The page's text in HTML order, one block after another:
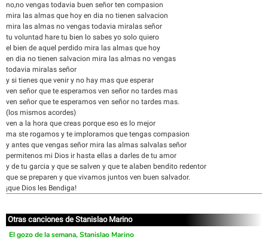
no,no vengas todavia buen señor ten compasion
mira las almas que hoy en dia no tienen salvacion
mira las almas no vengas todavia miralas señor
tu voluntad hare tu bien lo sabes yo solo quiero
el bien de aquel perdido mira las almas que hoy
en dia no tienen salvacion mira las almas no vengas
todavia miralas señor
y si tienes que venir y no hay mas que esperar
ven señor que te esperamos ven señor no tardes mas
ven señor que te esperamos ven señor no tardes mas.
(los mismos acordes)
ven a la hora que creas porque eso es lo mejor
ma ste rogamos y te imploramos que tengas compasion
y antes que vengas señor mira las almas salvalas señor
permitenos mi Dios ir hasta ellas a darles de tu amor
y de tu garcia y que se salven y que te alaben bendito redentor
que se preparen y que vivamos juntos ven buen salvador.
¡que Dios les Bendiga!
Otras canciones de Stanislao Marino
El gozo de la semana, Stanislao Marino